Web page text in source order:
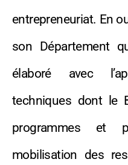
entrepreneuriat. En
son Département
élaboré avec
techniques dont le
programmes et
mobilisation des